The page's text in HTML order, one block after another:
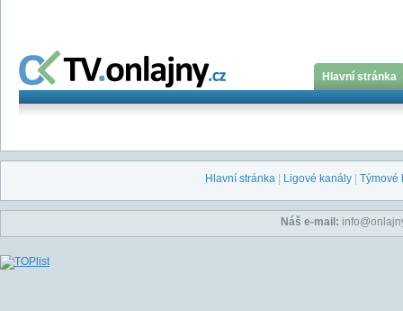
Hlavní stránka
Hlavní stránka Ligové kanály Týmové
Náš e-mail: